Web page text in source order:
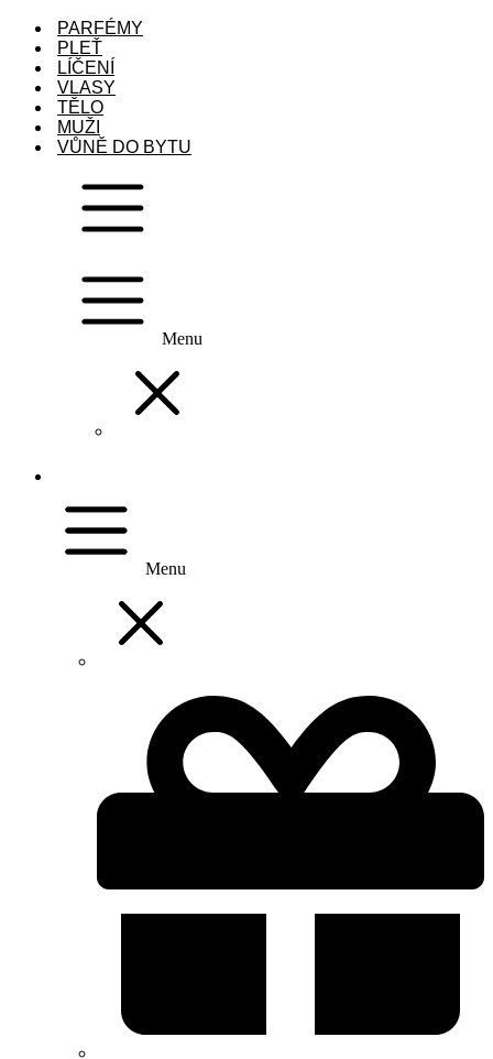
PARFÉMY
PLEŤ
LÍČENÍ
VLASY
TĚLO
MUŽI
VŮNĚ DO BYTU
Menu
Menu